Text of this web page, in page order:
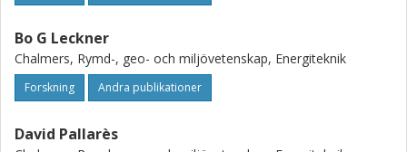
Bo G Leckner
Chalmers, Rymd-, geo- och miljövetenskap, Energiteknik
Forskning Andra publikationer
David Pallarès